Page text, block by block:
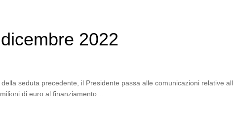
2022
della seduta precedente, il Presidente passa alle comunicazioni relative
di euro al finanziamento…